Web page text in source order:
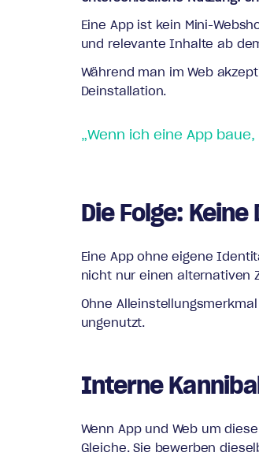
Eine App ist kein Mini-
und relevante Inhalte ab
Während man im Web
Deinstallation.
„Wenn ich eine App
Die Folge:
Eine App ohne eigene
nicht nur einen alternativen
Ohne
ungenutzt.
Interne
Wenn App und Web um
Gleiche. Sie bewerben